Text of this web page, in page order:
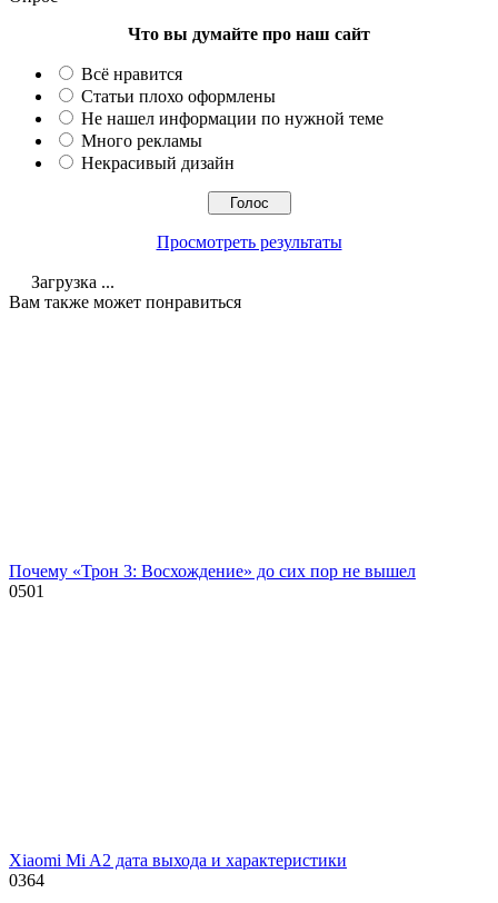
Что вы думайте про наш сайт
Всё нравится
Статьи плохо оформлены
Не нашел информации по нужной теме
Много рекламы
Некрасивый дизайн
Просмотреть результаты
Загрузка ...
Вам также может понравиться
Почему «Трон 3: Восхождение» до сих пор не вышел
0501
Xiaomi Mi A2 дата выхода и характеристики
0364